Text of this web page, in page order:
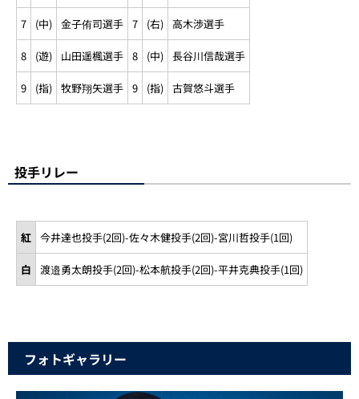
7 (中) 金子侑司選手 7 (右) 高木渉選手
8 (遊) 山田遥楓選手 8 (中) 長谷川信哉選手
9 (指) 牧野翔矢選手 9 (指) 古賀悠斗選手
投手リレー
紅 今井達也投手(2回)-佐々木健投手(2回)-宮川哲投手(1回)
白 渡邉勇太朗投手(2回)-松本航投手(2回)-平井克典投手(1回)
フォトギャラリー